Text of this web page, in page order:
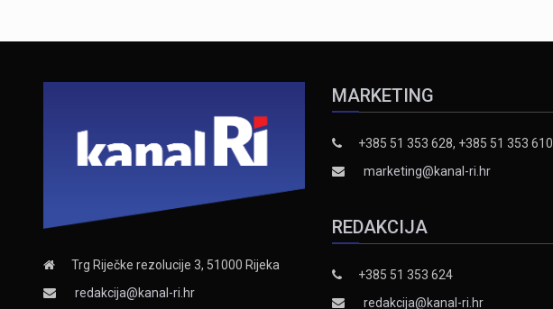
Trg Riječke rezolucije 3, 51000 Rijeka
redakcija@kanal-ri.hr
MARKETING
+385 51 353 628, +385 51 353 610
marketing@kanal-ri.hr
REDAKCIJA
+385 51 353 624
redakcija@kanal-ri.hr